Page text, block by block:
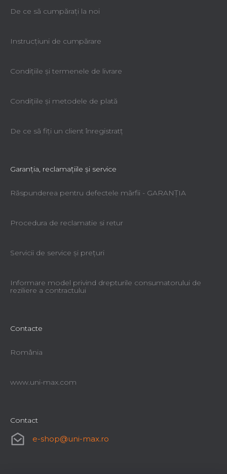
De ce să cumpăraţi la noi
Instrucțiuni de cumpărare
Condiţiile şi termenele de livrare
Condiţiile şi metodele de plată
De ce să fiţi un client înregistratţ
Garanţia, reclamaţiile şi service
Răspunderea pentru defectele mărfii - GARANŢIA
Procedura de reclamatie si retur
Servicii de service şi preţuri
Informare model privind drepturile consumatorului de
reziliere a contractului
Contacte
România
www.uni-max.com
Contact
e-shop@uni-max.ro